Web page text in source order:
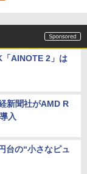
AINOTE 2」は
新聞社がAMD R
入
台の“小さなピュ